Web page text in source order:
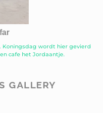
Koningsdag wordt hier gevierd
cafe het Jordaantje.
GALLERY